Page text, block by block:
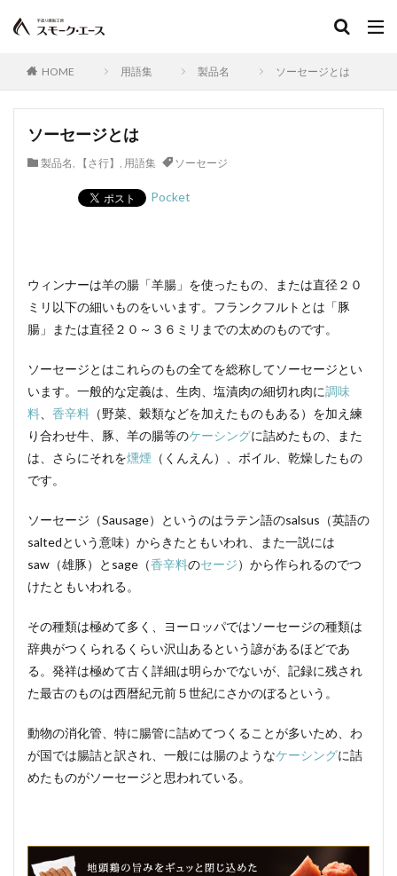
サウザンホットソーセージ
食肉加工品
食肉食鳥処理加工業
焼き加減
ボジョレー
サイレントカッター
くん煙室
殺菌釜
殺菌灯
ショートホーン
ショートカットハム
ショートプレート
ボジョレーセット
鶏ガーリックフランク
検索
HOME 用語集 製品名 ソーセージとは
ソーセージとは
製品名, 【さ行】 , 用語集 ソーセージ
Pocket
ウィンナーは羊の腸「羊腸」を使ったもの、または直径２０
ミリ以下の細いものをいいます。フランクフルトとは「豚
腸」または直径２０～３６ミリまでの太めのものです。
ソーセージとはこれらのもの全てを総称してソーセージとい
います。一般的な定義は、生肉、塩漬肉の細切れ肉に調味
料
香辛料 （野菜、穀類などを加えたものもある）を加え練
り合わせ牛、豚、羊の腸等のケーシングに詰めたもの、また
は、さらにそれを燻煙 （くんえん）、ボイル、乾燥したもの
です。
ソーセージ（Sausage）というのはラテン語のsalsus（英語の
saltedという意味）からきたともいわれ、また一説には
saw（雄豚）とsage（香辛料のセージ）から作られるのでつ
けたともいわれる。
その種類は極めて多く、ヨーロッパではソーセージの種類は
辞典がつくられるくらい沢山あるという諺があるほどであ
る。発祥は極めて古く詳細は明らかでないが、記録に残され
た最古のものは西暦紀元前５世紀にさかのぼるという。
動物の消化管、特に腸管に詰めてつくることが多いため、わ
が国では腸詰と訳され、一般には腸のようなケーシングに詰
めたものがソーセージと思われている。